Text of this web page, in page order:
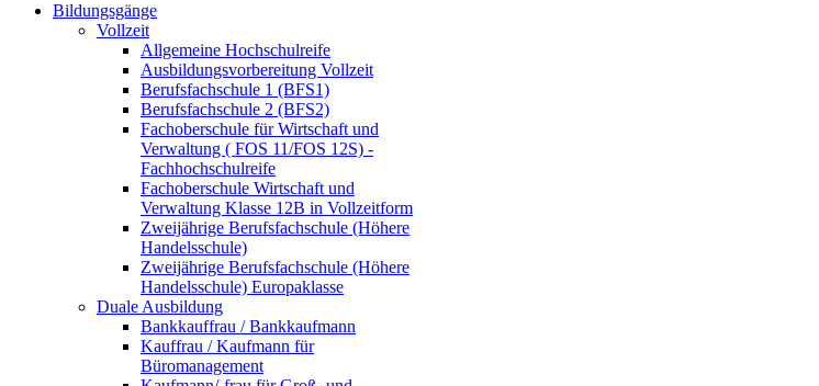
Bildungsgänge
Vollzeit
Allgemeine Hochschulreife
Ausbildungsvorbereitung Vollzeit
Berufsfachschule 1 (BFS1)
Berufsfachschule 2 (BFS2)
Fachoberschule für Wirtschaft und
Verwaltung ( FOS 11/FOS 12S) -
Fachhochschulreife
Fachoberschule Wirtschaft und
Verwaltung Klasse 12B in Vollzeitform
Zweijährige Berufsfachschule (Höhere
Handelsschule)
Zweijährige Berufsfachschule (Höhere
Handelsschule) Europaklasse
Duale Ausbildung
Bankkauffrau / Bankkaufmann
Kauffrau / Kaufmann für
Büromanagement